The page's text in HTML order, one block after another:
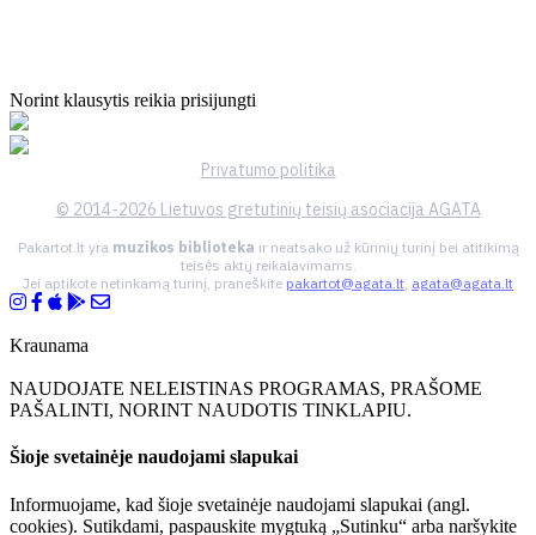
Norint klausytis reikia prisijungti
Privatumo politika
© 2014-2026 Lietuvos gretutinių teisių asociacija AGATA
Pakartot.lt yra muzikos biblioteka ir neatsako už kūrinių turinį bei atitikimą
teisės aktų reikalavimams.
Jei aptikote netinkamą turinį, praneškite pakartot@agata.lt, agata@agata.lt
Kraunama
NAUDOJATE NELEISTINAS PROGRAMAS, PRAŠOME
PAŠALINTI, NORINT NAUDOTIS TINKLAPIU.
Šioje svetainėje naudojami slapukai
Informuojame, kad šioje svetainėje naudojami slapukai (angl.
cookies). Sutikdami, paspauskite mygtuką „Sutinku“ arba naršykite